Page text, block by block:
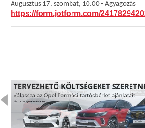
Augusztus 17. szombat, 10.00 - Agyagozás
https://form.jotform.com/